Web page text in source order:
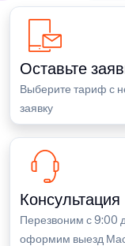
Оставьте
Выберите тариф с
заявку
Консультация
Перезвоним с 9:00
оформим выезд